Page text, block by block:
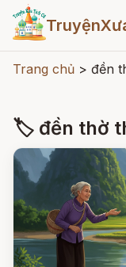
Trang chủ > đền
🏷 đền thờ